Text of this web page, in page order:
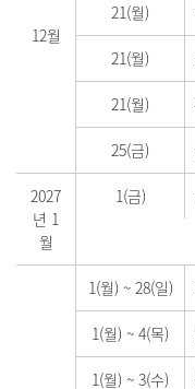
12월
21(월)
21(월)
21(월)
25(금)
2027
년 1
월
1(금)
1(월) ~28(일)
1(월) ~ 4(목)
1(월) ~ 3(수)